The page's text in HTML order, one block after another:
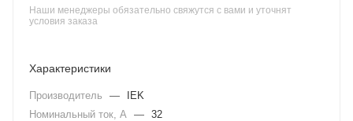
Наши менеджеры обязательно свяжутся с вами и уточнят
условия заказа
Характеристики
Производитель —
IEK
Номинальный ток, А — 32